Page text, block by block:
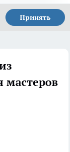
Принять
мастеров